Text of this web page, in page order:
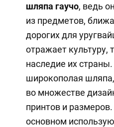
шляпа гаучо, ведь
из предметов,
дорогих для
отражает культуру,
наследие их
широкополая
во множестве
принтов и
основном